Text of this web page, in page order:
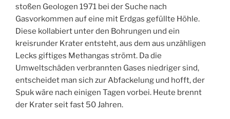
stoßen Geologen 1971 bei der Suche nach
Gasvorkommen auf eine mit Erdgas gefüllte Höhle.
Diese kollabiert unter den Bohrungen und ein
kreisrunder Krater entsteht, aus dem aus unzähligen
Lecks giftiges Methangas strömt. Da die
Umweltschäden verbrannten Gases niedriger sind,
entscheidet man sich zur Abfackelung und hofft, der
Spuk wäre nach einigen Tagen vorbei. Heute brennt
der Krater seit fast 50 Jahren.